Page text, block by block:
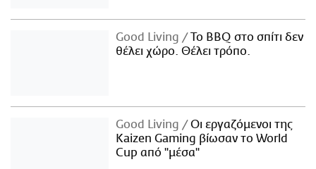
Good Living
Το BBQ στο σπίτι δεν
θέλει χώρο. Θέλει τρόπο.
Good Living
Οι εργαζόμενοι της
Kaizen Gaming βίωσαν το World
Cup από "μέσα"